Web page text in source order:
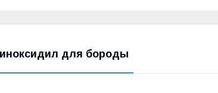
для бороды